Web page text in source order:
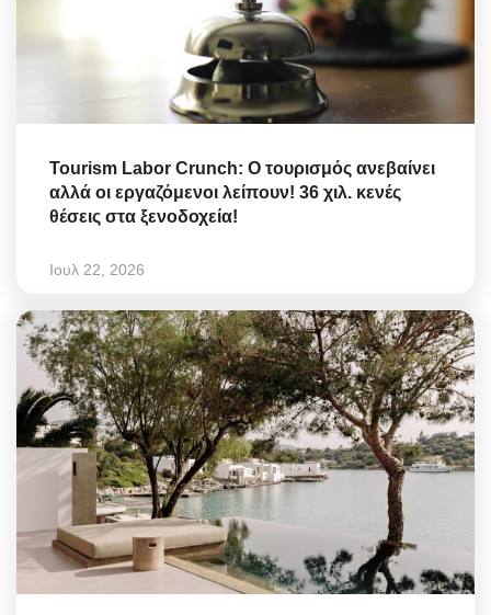
Tourism Labor Crunch: Ο τουρισμός ανεβαίνει
αλλά οι εργαζόμενοι λείπουν! 36 χιλ. κενές
θέσεις στα ξενοδοχεία!
Ιουλ 22, 2026